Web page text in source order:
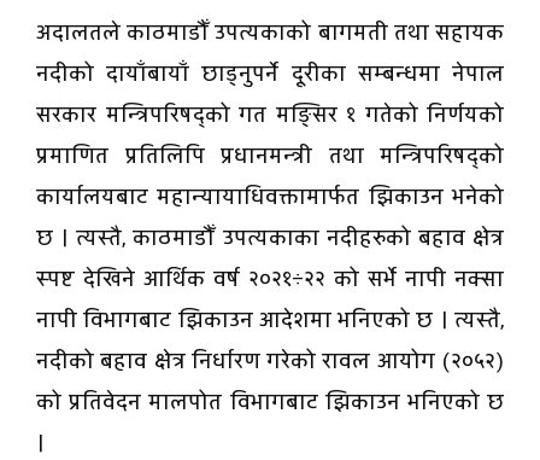
अदालतले काठमाडौँ उपत्यकाको बागमती तथा सहायक
नदीको दायाँबायाँ छाड्नुपर्ने दूरीका सम्बन्धमा नेपाल
सरकार मन्त्रिपरिषद्को गत मङ्सिर १ गतेको निर्णयको
प्रमाणित प्रतिलिपि प्रधानमन्त्री तथा मन्त्रिपरिषद्को
कार्यालयबाट महान्यायाधिवक्तामार्फत झिकाउन भनेको
छ । त्यस्तै, काठमाडौँ उपत्यकाका नदीहरुको बहाव क्षेत्र
स्पष्ट देखिने आर्थिक वर्ष २०२१÷२२ को सर्भे नापी नक्सा
नापी विभागबाट झिकाउन आदेशमा भनिएको छ । त्यस्तै,
नदीको बहाव क्षेत्र निर्धारण गरेको रावल आयोग (२०५२)
को प्रतिवेदन मालपोत विभागबाट झिकाउन भनिएको छ
।